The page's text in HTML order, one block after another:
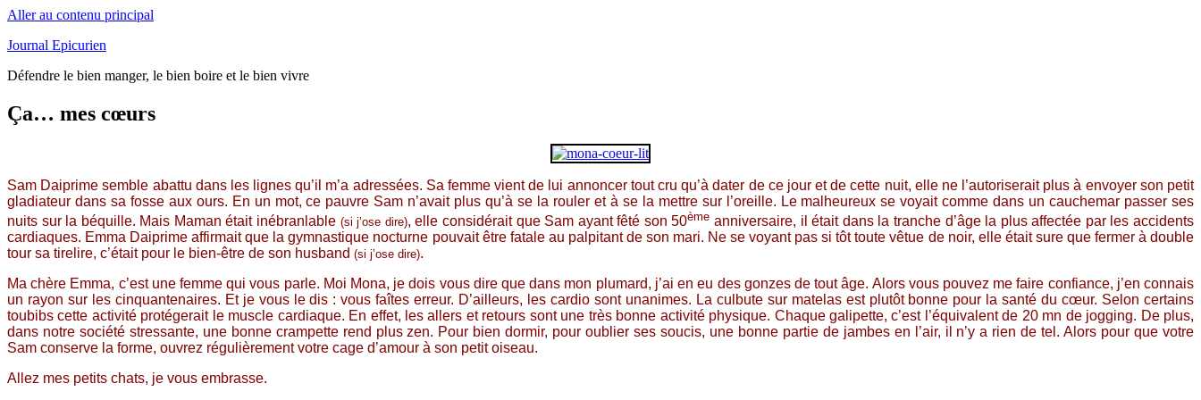
Aller au contenu principal
Journal Epicurien
Défendre le bien manger, le bien boire et le bien vivre
Ça… mes cœurs
Sam Daiprime semble abattu dans les lignes qu’il m’a adressées. Sa femme vient de lui annoncer tout cru qu’à dater de ce jour et de cette nuit, elle ne l’autoriserait plus à envoyer son petit
gladiateur dans sa fosse aux ours. En un mot, ce pauvre Sam n’avait plus qu’à se la rouler et à se la mettre sur l’oreille. Le malheureux se voyait comme dans un cauchemar passer ses
nuits sur la béquille. Mais Maman était inébranlable (si j’ose dire), elle considérait que Sam ayant fêté son 50ème anniversaire, il était dans la tranche d’âge la plus affectée par les accidents
cardiaques. Emma Daiprime affirmait que la gymnastique nocturne pouvait être fatale au palpitant de son mari. Ne se voyant pas si tôt toute vêtue de noir, elle était sure que fermer à double
tour sa tirelire, c’était pour le bien-être de son husband (si j’ose dire).
Ma chère Emma, c’est une femme qui vous parle. Moi Mona, je dois vous dire que dans mon plumard, j’ai en eu des gonzes de tout âge. Alors vous pouvez me faire confiance, j’en connais
un rayon sur les cinquantenaires. Et je vous le dis : vous faîtes erreur. D’ailleurs, les cardio sont unanimes. La culbute sur matelas est plutôt bonne pour la santé du cœur. Selon certains
toubibs cette activité protégerait le muscle cardiaque. En effet, les allers et retours sont une très bonne activité physique. Chaque galipette, c’est l’équivalent de 20 mn de jogging. De plus,
dans notre société stressante, une bonne crampette rend plus zen. Pour bien dormir, pour oublier ses soucis, une bonne partie de jambes en l’air, il n’y a rien de tel. Alors pour que votre
Sam conserve la forme, ouvrez régulièrement votre cage d’amour à son petit oiseau.
Allez mes petits chats, je vous embrasse.